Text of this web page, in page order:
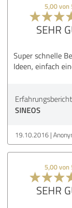
5,00 von
SEHR
Super schnelle
Ideen, einfach
SINEOS
19.10.2016
5,00 von
SEHR